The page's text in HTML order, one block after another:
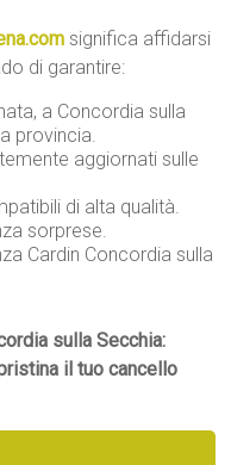
significa affidarsi
di garantire:
a Concordia sulla
provincia.
aggiornati sulle
di alta qualità.
sorprese.
Cardin Concordia sulla
sulla Secchia:
il tuo cancello